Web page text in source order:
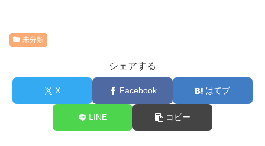
未分類
シェアする
X Facebook はてブ
LINE コピー